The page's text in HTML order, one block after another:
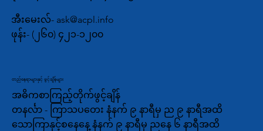
အီးမေးလ်- ask@acpl.info
ဖုန်း- (၂၆၀) ၄၂၁-၁၂၀၀
တည်နေရာများနှင့် ဖွင့်ချိန်များ
အဓိကစာကြည့်တိုက်ဖွင့်ချိန်
တနင်္လာ - ကြာသပတေး နံနက် ၉ နာရီမှ ည ၉ နာရီအထိ
သောကြာနှင့်စနေနေ့ နံနက် ၉ နာရီမှ ညနေ ၆ နာရီအထိ